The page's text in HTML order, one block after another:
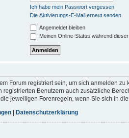
Ich habe mein Passwort vergessen
Die Aktivierungs-E-Mail erneut senden
Angemeldet bleiben
Meinen Online-Status während
Forum registriert sein, um sich anmelden
registrierten Benutzern auch zusätzliche
jeweiligen Forenregeln, wenn Sie sich in
Datenschutzerklärung